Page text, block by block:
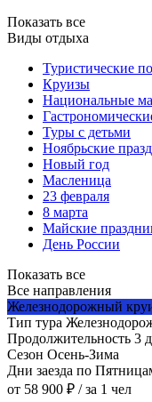
Показать все
Виды отдыха
Туристические
Круизы
Национальные
Туры с детьми
Ноябрьские
Новый год
Масленица
23 февраля
8 марта
Майские
День России
Показать все
Все направления
Железнодорожный
Тип тура
Продолжительность 3
Сезон Осень-Зима
Дни заезда по
от 58 900 ₽ / за 1 чел